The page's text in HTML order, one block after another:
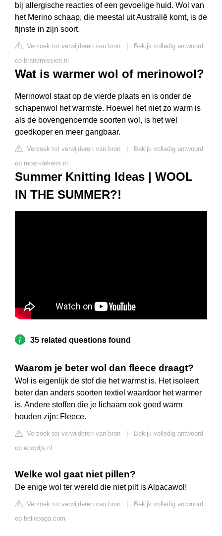
bij allergische reacties of een gevoelige huid. Wol van
het Merino schaap, die meestal uit Australië komt, is de
fijnste in zijn soort.
Verzoek tot verwijderen van bron
Bekijk volledig antwoord
op brandmission.nl
Wat is warmer wol of merinowol?
Merinowol staat op de vierde plaats en is onder de
schapenwol het warmste. Hoewel het niet zo warm is
als de bovengenoemde soorten wol, is het wel
goedkoper en meer gangbaar.
Verzoek tot verwijderen van bron
Bekijk volledig antwoord
op most-dekens.nl
Summer Knitting Ideas | WOOL
IN THE SUMMER?!
35 related questions found
Waarom je beter wol dan fleece draagt?
Wol is eigenlijk de stof die het warmst is. Het isoleert
beter dan anders soorten textiel waardoor het warmer
is. Andere stoffen die je lichaam ook goed warm
houden zijn: Fleece.
Verzoek tot verwijderen van bron
Bekijk volledig antwoord
op ecowijs.nl
Welke wol gaat niet pillen?
De enige wol ter wereld die niet pilt is Alpacawol!
Verzoek tot verwijderen van bron
Bekijk volledig antwoord
op bellepaga.com